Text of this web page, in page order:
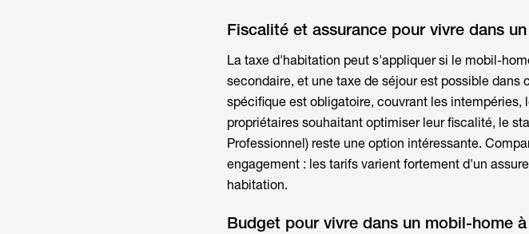
Fiscalité et assurance pour vivre dans
La taxe d'habitation peut s'appliquer si le mobil-
secondaire, et une taxe de séjour est possible
spécifique est obligatoire, couvrant les intempéries,
propriétaires souhaitant optimiser leur fiscalité, le
Professionnel) reste une option intéressante.
engagement : les tarifs varient fortement d'un
habitation.
Budget pour vivre dans un mobil-home